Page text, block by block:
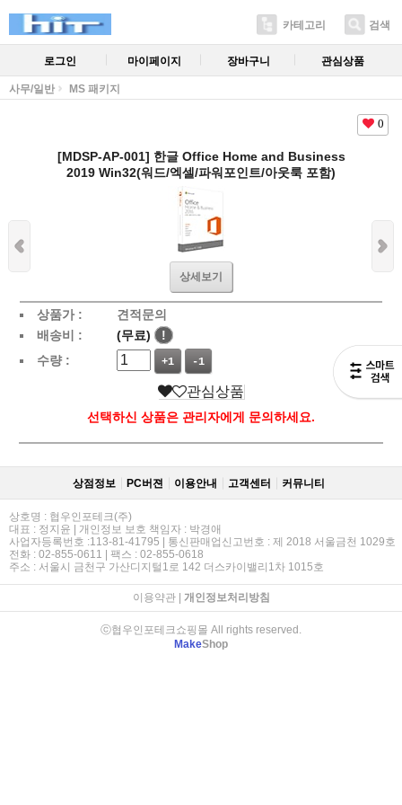
카테고리 검색
로그인 마이페이지 장바구니 관심상품
사무/일반 MS 패키지
0
[MDSP-AP-001] 한글 Office Home and Business
2019 Win32(워드/엑셀/파워포인트/아웃룩 포함)
상세보기
상품가 :
견적문의
배송비 :
(무료)
!
수량 :
+1 -1
관심상품
선택하신 상품은 관리자에게 문의하세요.
상점정보 PC버젼 이용안내 고객센터 커뮤니티
상호명 : 협우인포테크(주)
대표 : 정지윤 | 개인정보 보호 책임자 : 박경애
사업자등록번호 :113-81-41795 | 통신판매업신고번호 : 제 2018 서울금천 1029호
전화 : 02-855-0611 | 팩스 : 02-855-0618
주소 : 서울시 금천구 가산디지털1로 142 더스카이밸리1차 1015호
이용약관| 개인정보처리방침
ⓒ협우인포테크쇼핑몰 All rights reserved.
MakeShop